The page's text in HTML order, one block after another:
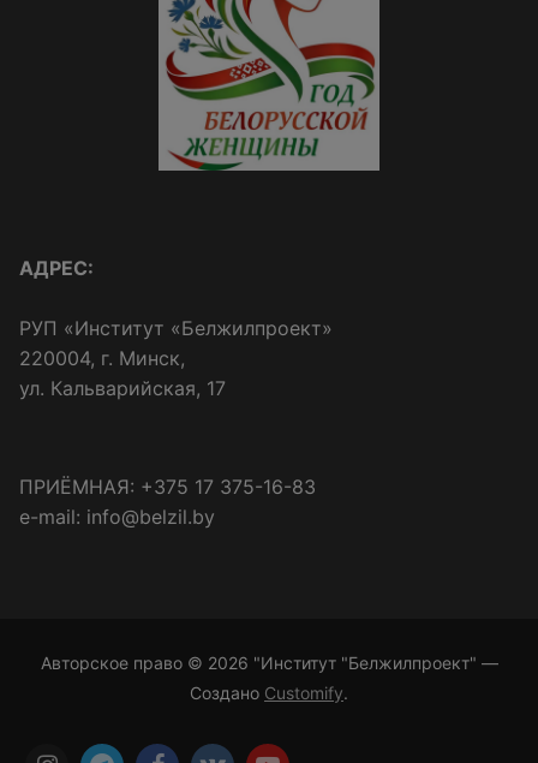
АДРЕС:
РУП «Институт «Белжилпроект»
220004, г. Минск,
ул. Кальварийская, 17
ПРИЁМНАЯ: +375 17 375-16-83
e-mail: info@belzil.by
Авторское право © 2026 "Институт "Белжилпроект" —
Создано Customify.